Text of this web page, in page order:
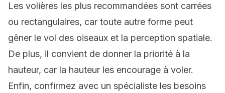
Les volières les plus recommandées sont carrées
ou rectangulaires, car toute autre forme peut
gêner le vol des oiseaux et la perception spatiale.
De plus, il convient de donner la priorité à la
hauteur, car la hauteur les encourage à voler.
Enfin, confirmez avec un spécialiste les besoins